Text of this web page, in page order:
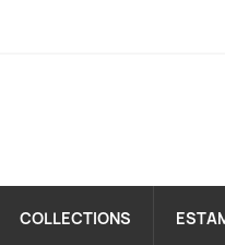
COLLECTIONS